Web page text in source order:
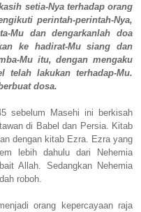
setia-Nya terhadap orang
perintah-perintah-Nya,
Mu dan dengarkanlah doa
ke hadirat-Mu siang dan
Mu itu, dengan mengaku
telah lakukan terhadap-Mu.
dosa.
sebelum Masehi ini berkisah
di Babel dan Persia. Kitab
dengan kitab Ezra. Ezra yang
lebih dahulu dari Nehemia
Allah. Sedangkan Nehemia
roboh.
orang kepercayaan raja